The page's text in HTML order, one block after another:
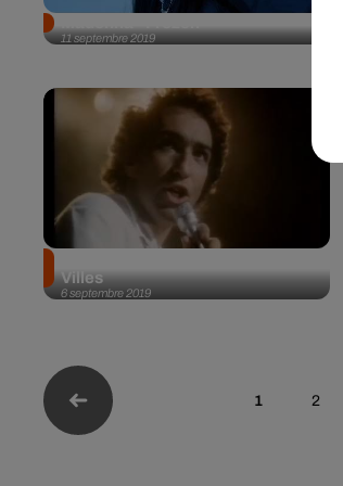
11 septembre 2019
6 septembre 2019
Villes
1 2